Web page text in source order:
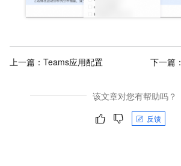
上一篇： Teams应用配置 下一篇：
该文章对您有帮助吗？
反馈